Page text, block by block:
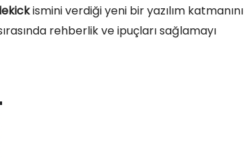
ismini verdiği yeni bir yazılım katmanını
rehberlik ve ipuçları sağlamayı